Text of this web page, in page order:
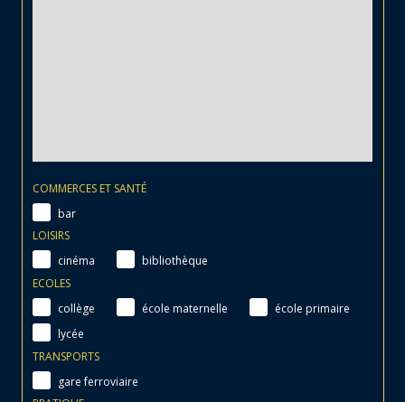
COMMERCES ET SANTÉ
bar
LOISIRS
cinéma
bibliothèque
ECOLES
collège
école maternelle
école primaire
lycée
TRANSPORTS
gare ferroviaire